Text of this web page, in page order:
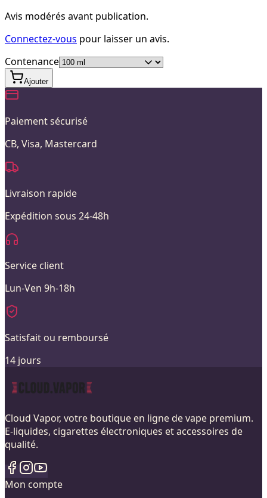
Avis modérés avant publication.
Connectez-vous pour laisser un avis.
Contenance
Ajouter
Paiement sécurisé
CB, Visa, Mastercard
Livraison rapide
Expédition sous 24-48h
Service client
Lun-Ven 9h-18h
Satisfait ou remboursé
14 jours
Cloud Vapor, votre boutique en ligne de vape premium.
E-liquides, cigarettes électroniques et accessoires de
qualité.
Mon compte